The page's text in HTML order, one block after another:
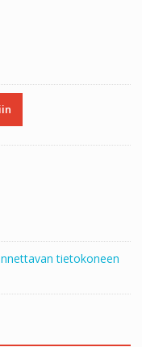
tietokoneen